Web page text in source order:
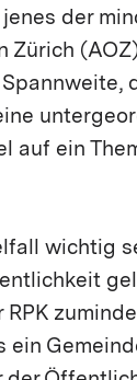
der
auf ein
wichtig
ein